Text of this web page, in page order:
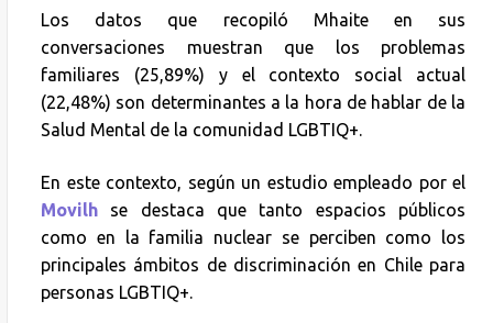
Los datos que recopiló Mhaite en sus
conversaciones muestran que los problemas
familiares (25,89%) y el contexto social actual
(22,48%) son determinantes a la hora de hablar de la
Salud Mental de la comunidad LGBTIQ+.
En este contexto, según un estudio empleado por el
Movilh se destaca que tanto espacios públicos
como en la familia nuclear se perciben como los
principales ámbitos de discriminación en Chile para
personas LGBTIQ+.